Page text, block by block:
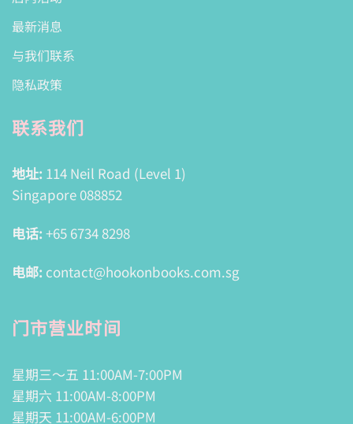
最新消息
与我们联系
隐私政策
联系我们
地址: 114 Neil Road (Level 1)
Singapore 088852
电话: +65 6734 8298
电邮: contact@hookonbooks.com.sg
门市营业时间
星期三～五 11:00AM-7:00PM
星期六 11:00AM-8:00PM
星期天 11:00AM-6:00PM